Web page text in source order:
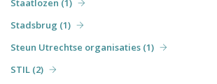
Staatlozen (1)
Stadsbrug (1)
Steun Utrechtse organisaties (1)
STIL (2)